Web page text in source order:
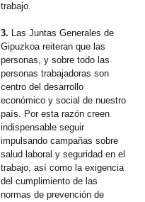
trabajo.
3. Las Juntas Generales de
Gipuzkoa reiteran que las
personas, y sobre todo las
personas trabajadoras son
centro del desarrollo
económico y social de nuestro
país. Por esta razón creen
indispensable seguir
impulsando campañas sobre
salud laboral y seguridad en el
trabajo, así como la exigencia
del cumplimiento de las
normas de prevención de